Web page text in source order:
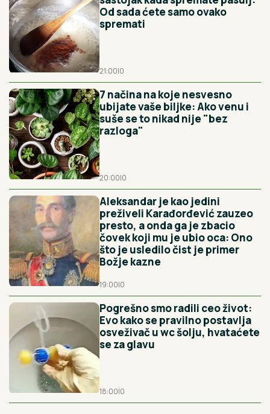
Od sada ćete samo ovako
spremati
21:00|0
7 načina na koje nesvesno
ubijate vaše biljke: Ako venu i
suše se to nikad nije "bez
razloga"
20:00|0
Aleksandar je kao jedini
preživeli Karađorđević zauzeo
presto, a onda ga je zbacio
čovek koji mu je ubio oca: Ono
što je usledilo čist je primer
Božje kazne
19:00|0
Pogrešno smo radili ceo život:
Evo kako se pravilno postavlja
osveživač u wc šolju, hvataćete
se za glavu
18:00|0